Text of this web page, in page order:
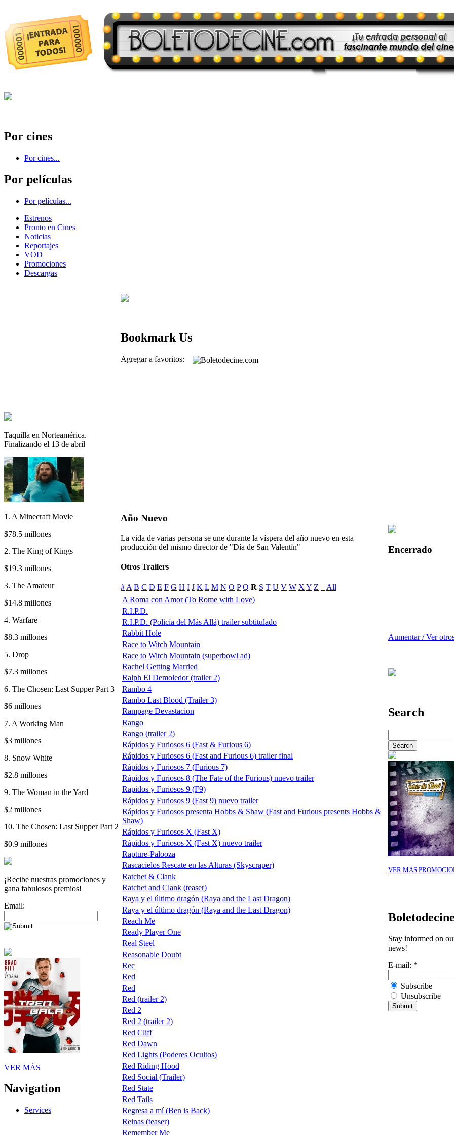
Por cines
Por cines...
Por películas
Por películas...
Estrenos
Pronto en Cines
Noticias
Reportajes
VOD
Promociones
Descargas
Taquilla en Norteamérica.
Finalizando el 13 de abril
1. A Minecraft Movie
$78.5 millones
2. The King of Kings
$19.3 millones
3. The Amateur
$14.8 millones
4. Warfare
$8.3 millones
5. Drop
$7.3 millones
6. The Chosen: Last Supper Part 3
$6 millones
7. A Working Man
$3 millones
8. Snow White
$2.8 millones
9. The Woman in the Yard
$2 millones
10. The Chosen: Last Supper Part 2
$0.9 millones
¡Recibe nuestras promociones y
gana fabulosos premios!
Email:
VER MÁS
Navigation
Services
Bookmark Us
Agregar a favoritos:
Año Nuevo
La vida de varias persona se une durante la víspera del año nuevo en esta
producción del mismo director de "Día de San Valentín"
Otros Trailers
# A B C D E F G H I J K L M N O P Q R S T U V W X Y Z
All
A Roma con Amor (To Rome with Love)
R.I.P.D.
R.I.P.D. (Policía del Más Allá) trailer subtitulado
Rabbit Hole
Race to Witch Mountain
Race to Witch Mountain (superbowl ad)
Rachel Getting Married
Ralph El Demoledor (trailer 2)
Rambo 4
Rambo Last Blood (Trailer 3)
Rampage Devastacion
Rango
Rango (trailer 2)
Rápidos y Furiosos 6 (Fast & Furious 6)
Rápidos y Furiosos 6 (Fast and Furious 6) trailer final
Rápidos y Furiosos 7 (Furious 7)
Rápidos y Furiosos 8 (The Fate of the Furious) nuevo trailer
Rapidos y Furiosos 9 (F9)
Rápidos y Furiosos 9 (Fast 9) nuevo trailer
Rápidos y Furiosos presenta Hobbs & Shaw (Fast and Furious presents Hobbs &
Shaw)
Rápidos y Furiosos X (Fast X)
Rápidos y Furiosos X (Fast X) nuevo trailer
Rapture-Palooza
Rascacielos Rescate en las Alturas (Skyscraper)
Ratchet & Clank
Ratchet and Clank (teaser)
Raya y el último dragón (Raya and the Last Dragon)
Raya y el último dragón (Raya and the Last Dragon)
Reach Me
Ready Player One
Real Steel
Reasonable Doubt
Rec
Red
Red
Red (trailer 2)
Red 2
Red 2 (trailer 2)
Red Cliff
Red Dawn
Red Lights (Poderes Ocultos)
Red Riding Hood
Red Social (Trailer)
Red State
Red Tails
Regresa a mí (Ben is Back)
Reinas (teaser)
Remember Me
Encerrado
Aumentar / Ver
Search
VER MÁS
Stay informed on
news!
E-mail: *
Subscribe
Unsubscribe